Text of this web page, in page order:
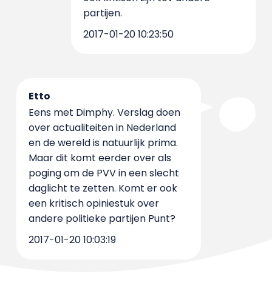
partijen.
2017-01-20 10:23:50
Etto
Eens met Dimphy. Verslag doen
over actualiteiten in Nederland
en de wereld is natuurlijk prima.
Maar dit komt eerder over als
poging om de PVV in een slecht
daglicht te zetten. Komt er ook
een kritisch opiniestuk over
andere politieke partijen Punt?
2017-01-20 10:03:19